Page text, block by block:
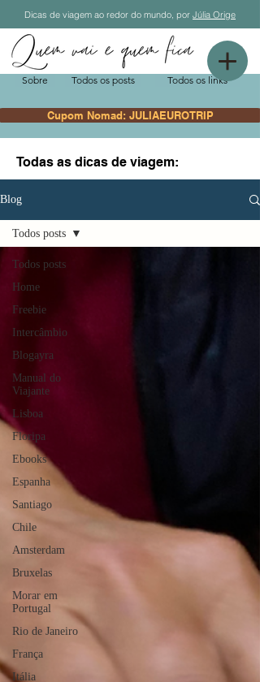
Sobre Todos os posts Todos os links
Cupom Nomad: JULIAEUROTRIP
Dicas de viagem ao redor do mundo, por Júlia Orige
Todas as dicas de viagem:
Blog
Todos posts
Home
Freebie
Intercâmbio
Blogayra
Manual do
Viajante
Lisboa
Floripa
Ebooks
Espanha
Santiago
Chile
Amsterdam
Bruxelas
Morar em
Portugal
Rio de Janeiro
França
Itália
Todos posts